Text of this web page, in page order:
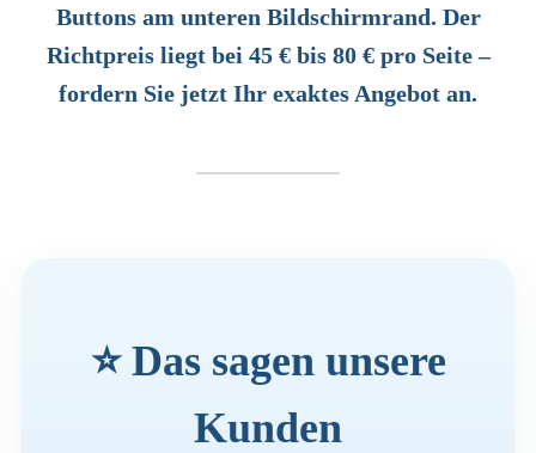
Buttons am unteren Bildschirmrand. Der
Richtpreis liegt bei 45 € bis 80 € pro Seite –
fordern Sie jetzt Ihr exaktes Angebot an.
⭐ Das sagen unsere
Kunden